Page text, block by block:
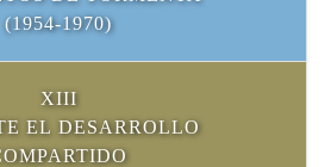
(1954-1970)
XIII
EL DESARROLLO